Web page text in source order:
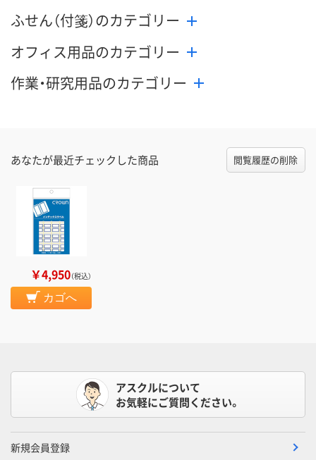
ふせん（付箋）のカテゴリー
オフィス用品のカテゴリー
作業・研究用品のカテゴリー
あなたが最近チェックした商品 閲覧履歴の削除
￥4,950（税込）
カゴへ
アスクルについて
お気軽にご質問ください。
新規会員登録